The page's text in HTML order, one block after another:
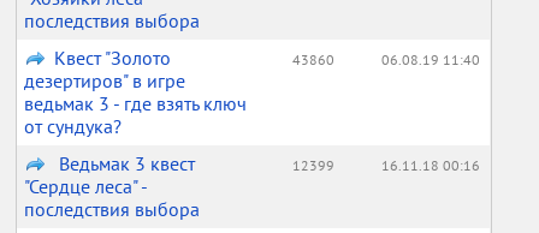
последствия выбора
Квест "Золото
дезертиров" в игре
ведьмак 3 - где взять ключ
от сундука?
43860 06.08.19 11:40
Ведьмак 3 квест
"Сердце леса" -
последствия выбора
12399 16.11.18 00:16